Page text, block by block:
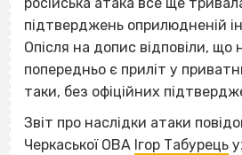
підтверджень оприлюдненій
Опісля на допис відповіли, що
попередньо є приліт у
таки, без офіційних
Звіт про наслідки атаки
Черкаської ОВА Ігор Табурець